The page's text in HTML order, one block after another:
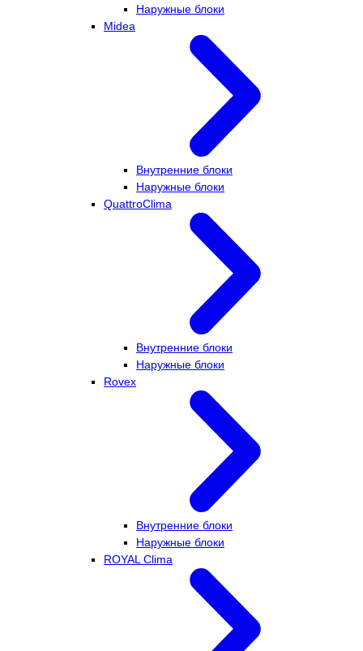
Наружные блоки
Midea
Внутренние блоки
Наружные блоки
QuattroClima
Внутренние блоки
Наружные блоки
Rovex
Внутренние блоки
Наружные блоки
ROYAL Clima